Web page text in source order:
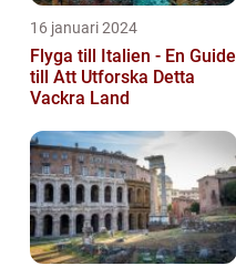
16 januari 2024
Flyga till Italien - En Guide
till Att Utforska Detta
Vackra Land